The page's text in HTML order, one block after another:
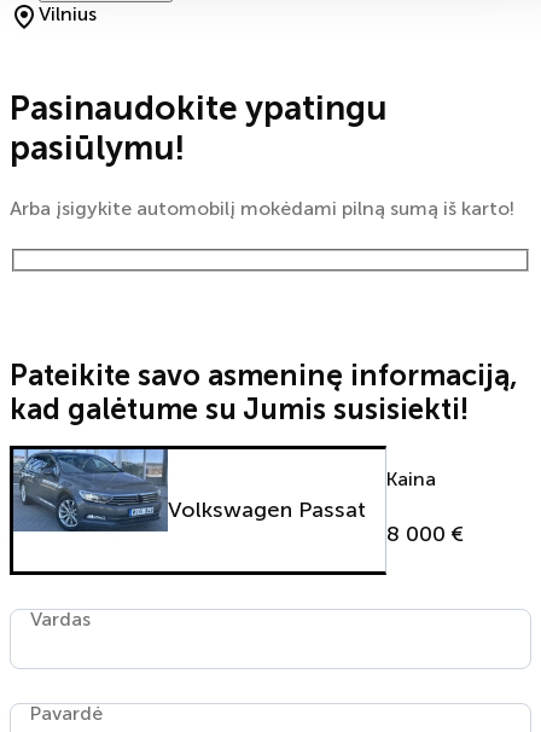
Vilnius
Pasinaudokite ypatingu
pasiūlymu!
Arba įsigykite automobilį mokėdami pilną sumą iš karto!
Pateikite savo asmeninę informaciją,
kad galėtume su Jumis susisiekti!
Volkswagen Passat
Kaina
8 000 €
Vardas
Pavardė